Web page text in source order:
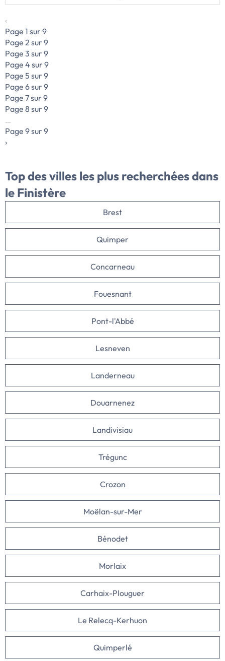
‹
Page 1 sur 9
Page 2 sur 9
Page 3 sur 9
Page 4 sur 9
Page 5 sur 9
Page 6 sur 9
Page 7 sur 9
Page 8 sur 9
…
Page 9 sur 9
›
Top des villes les plus recherchées dans
le Finistère
Brest
Quimper
Concarneau
Fouesnant
Pont-l'Abbé
Lesneven
Landerneau
Douarnenez
Landivisiau
Trégunc
Crozon
Moëlan-sur-Mer
Bénodet
Morlaix
Carhaix-Plouguer
Le Relecq-Kerhuon
Quimperlé